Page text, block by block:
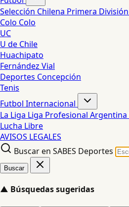
Selección Chilena Primera División
Colo Colo
UC
U de Chile
Huachipato
Fernández Vial
Deportes Concepción
Tenis
Futbol Internacional
La Liga Liga Profesional Argentina
Lucha Libre
AVISOS LEGALES
Buscar en SABES Deportes
Buscar
▲ Búsquedas sugeridas